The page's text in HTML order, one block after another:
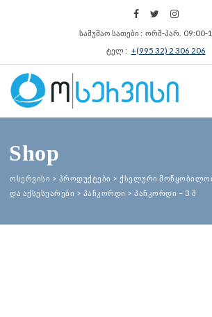
სამუშაო სათები : ორშ‑პარ.
ტელ : +(995 32) 2 306 206
Shop
ოსერვისი > პროდუქტები > ქსელური
და აქსესუარები > პაჩკორდი > პაჩკორდი – 3 მ